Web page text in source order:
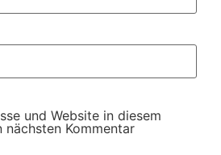
und Website in diesem
nächsten Kommentar